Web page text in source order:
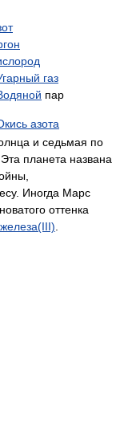
газ
пар
азота
и седьмая по
. Эта планета названа
Иногда Марс
оттенка